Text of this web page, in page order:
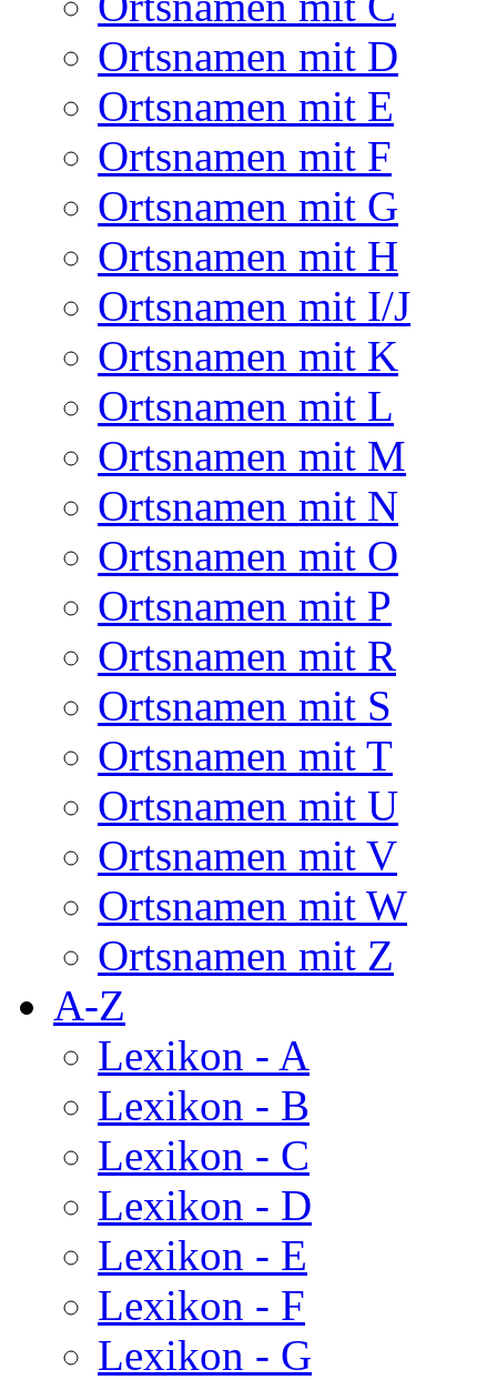
Ortsnamen mit D
Ortsnamen mit E
Ortsnamen mit F
Ortsnamen mit G
Ortsnamen mit H
Ortsnamen mit I/J
Ortsnamen mit K
Ortsnamen mit L
Ortsnamen mit M
Ortsnamen mit N
Ortsnamen mit O
Ortsnamen mit P
Ortsnamen mit R
Ortsnamen mit S
Ortsnamen mit T
Ortsnamen mit U
Ortsnamen mit V
Ortsnamen mit W
Ortsnamen mit Z
A-Z
Lexikon - A
Lexikon - B
Lexikon - C
Lexikon - D
Lexikon - E
Lexikon - F
Lexikon - G